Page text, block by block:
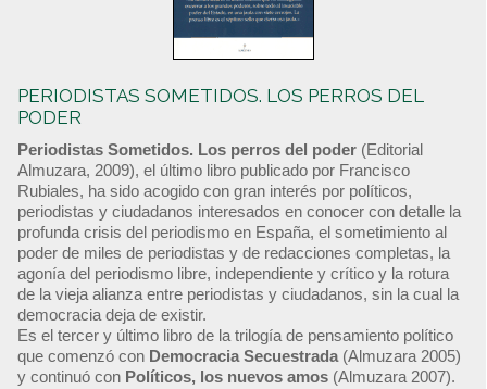
PERIODISTAS SOMETIDOS. LOS PERROS DEL
PODER
Periodistas Sometidos. Los perros del poder (Editorial
Almuzara, 2009), el último libro publicado por Francisco
Rubiales, ha sido acogido con gran interés por políticos,
periodistas y ciudadanos interesados en conocer con detalle la
profunda crisis del periodismo en España, el sometimiento al
poder de miles de periodistas y de redacciones completas, la
agonía del periodismo libre, independiente y crítico y la rotura
de la vieja alianza entre periodistas y ciudadanos, sin la cual la
democracia deja de existir.
Es el tercer y último libro de la trilogía de pensamiento político
que comenzó con Democracia Secuestrada (Almuzara 2005)
y continuó con Políticos, los nuevos amos (Almuzara 2007).